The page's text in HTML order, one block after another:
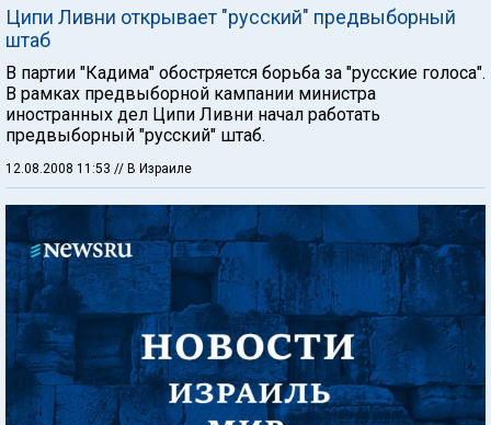
Ципи Ливни открывает "русский" предвыборный
штаб
В партии "Кадима" обостряется борьба за "русские голоса".
В рамках предвыборной кампании министра
иностранных дел Ципи Ливни начал работать
предвыборный "русский" штаб.
12.08.2008 11:53 // В Израиле